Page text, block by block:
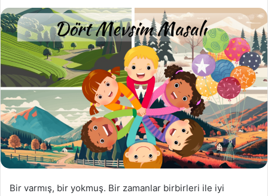
Bir varmış, bir yokmuş. Bir zamanlar birbirleri ile iyi